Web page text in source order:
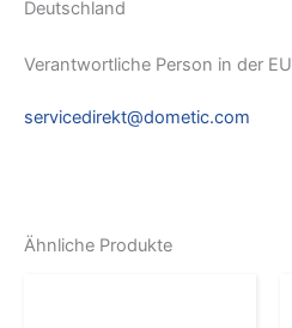
Deutschland
Verantwortliche Person in der EU
servicedirekt@dometic.com
Ähnliche Produkte